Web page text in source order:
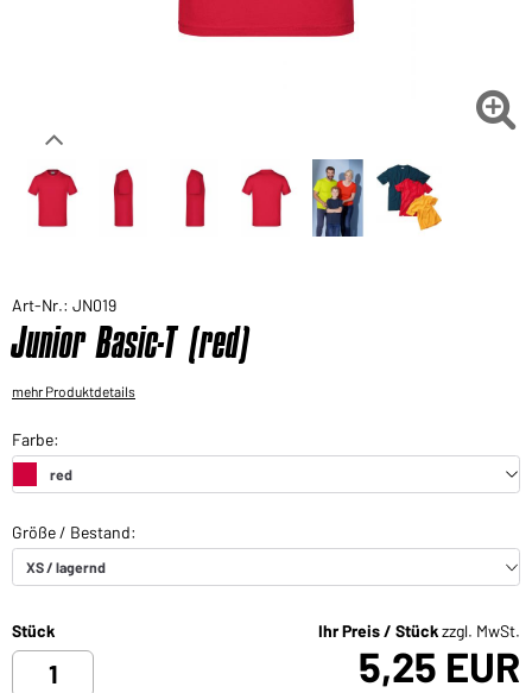
Sie möchten gerne für Ihren privaten Bedarf

Art-Nr.: JN019
Junior Basic-T (red)
mehr Produktdetails
Stück Ihr Preis / Stückzzgl. MwSt.
5,25 EUR